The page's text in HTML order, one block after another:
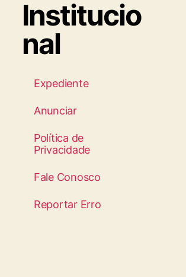
Institucio
nal
Expediente
Anunciar
Política de
Privacidade
Fale Conosco
Reportar Erro